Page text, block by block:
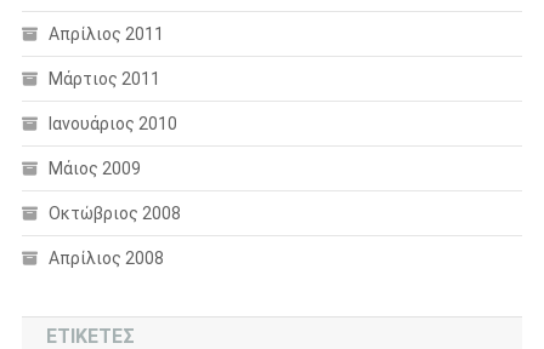
Απρίλιος 2011
Μάρτιος 2011
Ιανουάριος 2010
Μάιος 2009
Οκτώβριος 2008
Απρίλιος 2008
ΕΤΙΚΈΤΕΣ